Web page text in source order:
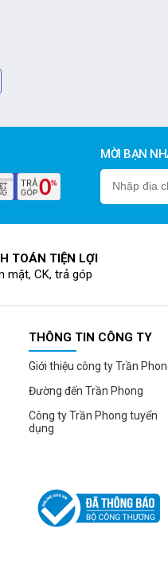
MỜI BẠN
TOÁN TIỆN LỢI
mặt, CK, trả góp
THÔNG TIN CÔNG TY
Giới thiệu công ty Trần
Đường đến Trần Phong
Công ty Trần Phong tuyển
dụng